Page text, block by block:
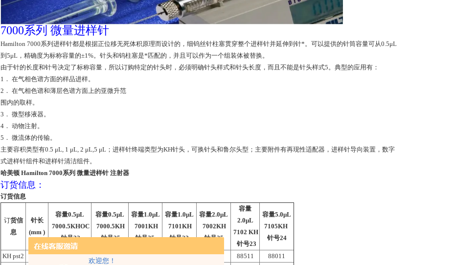
欢迎您！
7000系列 微量进样针
Hamilton 7000系列进样针都是根据正位移无死体积原理而设计的，细钨丝针柱塞贯穿整个进样针并延伸到针*。可以提供的针筒容量可从0.5μL
到5μL，精确度为标称容量的±1%。针头和钨柱塞是*匹配的，并且可以作为一个组装体被替换。
由于针的长度和针号决定了标称容量，所以订购特定的针头时，必须明确针头样式和针头长度，而且不能是针头样式5。典型的应用有：
1． 在气相色谱方面的样品进样。
2． 在气相色谱和薄层色谱方面上的亚微升范
围内的取样。
3． 微型移液器。
4． 动物注射。
5． 微流体的传输。
主要容积类型有0.5 μL, 1 μL, 2 μL,5 μL；进样针终端类型为KH针头，可换针头和鲁尔头型；主要附件有再现性适配器，进样针导向装置，数字
式进样针组件和进样针清洁组件。
哈美顿 Hamilton 7000系列 微量进样针 注射器
订货信息：
订货信息
订货信
息
针长
(mm )
容量0.5μL
7000.5KHOC
针号32
容量0.5μL
7000.5KH
针号25
容量1.0μL
7001KH
针号25s
容量1.0μL
7101KH
针号22s
容量2.0μL
7002KH
针号25
容量
2.0μL
7102 KH
针号23
容量5.0μL
7105KH
针号24
KH pst2 70 86259 80135 86211 88411 88511
88011